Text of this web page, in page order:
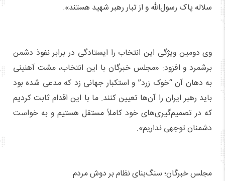
سلاله پاک رسول‌الله و از تبار رهبر شهید هستند»‌.
وی دومین ویژگی این انتخاب را ایستادگی در برابر نفوذ دشمن
برشمرد و افزود: «مجلس خبرگان با این انتخاب، مشت آهنینی
به دهان آن “خوک زرد” و استکبار جهانی زد که مدعی شده بود
باید رهبر ایران را آن‌ها تعیین کنند. ما با این اقدام ثابت کردیم
که در تصمیم‌گیری‌های خود کاملاً مستقل هستیم و به خواست
دشمنان توجهی نداریم».
مجلس خبرگان؛ سنگ‌بنای نظام بر دوش مردم